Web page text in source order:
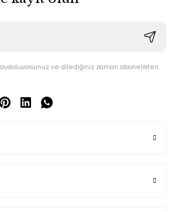
ve dilediğiniz zaman abonelikten